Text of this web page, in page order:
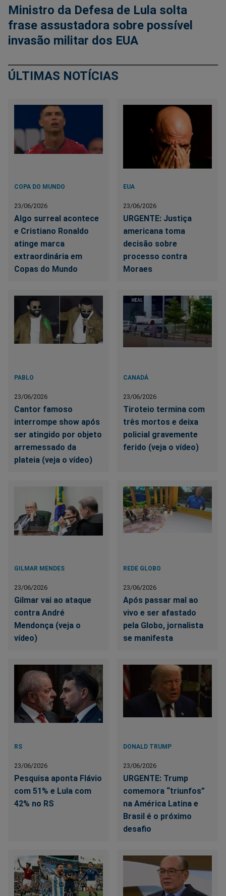
Ministro da Defesa de Lula solta
frase assustadora sobre possível
invasão militar dos EUA
ÚLTIMAS NOTÍCIAS
COPA DO MUNDO
23/06/2026
Algo surreal acontece
e Cristiano Ronaldo
atinge marca
extraordinária em
Copas do Mundo
EUA
23/06/2026
URGENTE: Justiça
americana toma
decisão sobre
processo contra
Moraes
PABLO
23/06/2026
Cantor famoso
interrompe show após
ser atingido por objeto
arremessado da
plateia (veja o vídeo)
CANADÁ
23/06/2026
Tiroteio termina com
três mortos e deixa
policial gravemente
ferido (veja o vídeo)
GILMAR MENDES
23/06/2026
Gilmar vai ao ataque
contra André
Mendonça (veja o
vídeo)
REDE GLOBO
23/06/2026
Após passar mal ao
vivo e ser afastado
pela Globo, jornalista
se manifesta
RS
23/06/2026
Pesquisa aponta Flávio
com 51% e Lula com
42% no RS
DONALD TRUMP
23/06/2026
URGENTE: Trump
comemora “triunfos”
na América Latina e
Brasil é o próximo
desafio